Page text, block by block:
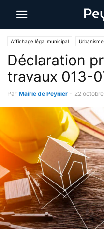
Affichage légal municipal Urbanisme
Déclaration
travaux 013-
Par Mairie de Peynier - 22